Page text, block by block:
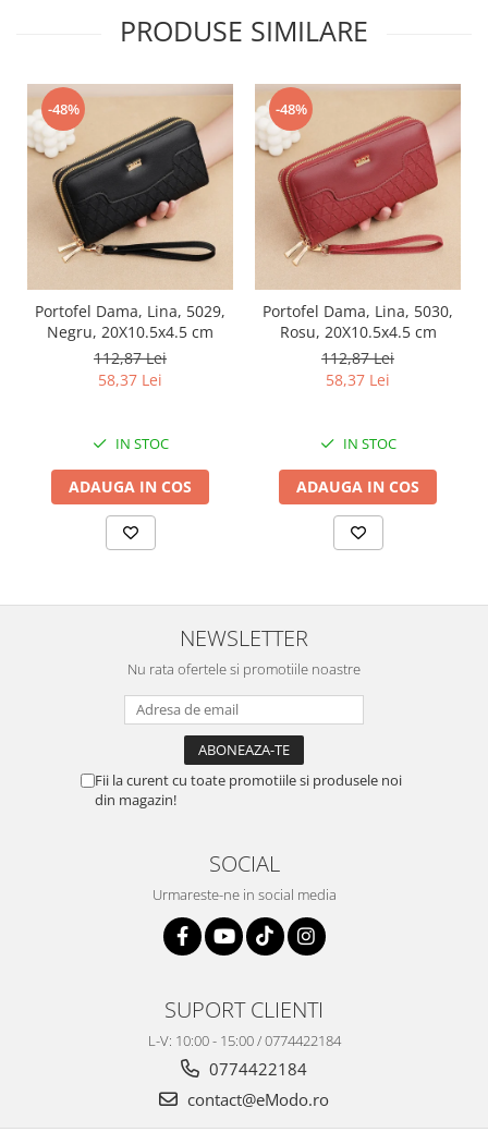
PRODUSE SIMILARE
-48%
Portofel Dama, Lina, 5029,
Negru, 20X10.5x4.5 cm
112,87 Lei
58,37 Lei
IN STOC
ADAUGA IN COS
-48%
Portofel Dama, Lina, 5030,
Rosu, 20X10.5x4.5 cm
112,87 Lei
58,37 Lei
IN STOC
ADAUGA IN COS
NEWSLETTER
Nu rata ofertele si promotiile noastre
Fii la curent cu toate promotiile si produsele noi
din magazin!
SOCIAL
Urmareste-ne in social media
SUPORT CLIENTI
L-V: 10:00 - 15:00 / 0774422184
0774422184
contact@eModo.ro